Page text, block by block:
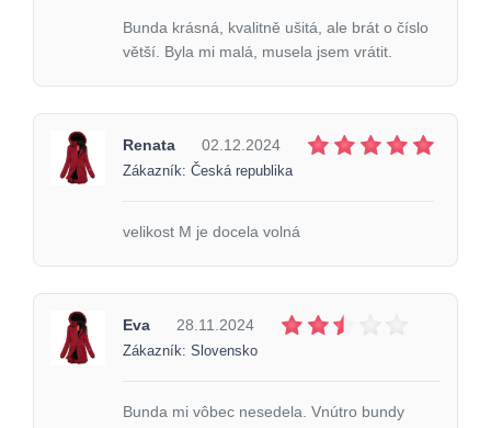
Bunda krásná, kvalitně ušitá, ale brát o číslo
větší. Byla mi malá, musela jsem vrátit.
Renata 02.12.2024
Zákazník: Česká republika
velikost M je docela volná
Eva 28.11.2024
Zákazník: Slovensko
Bunda mi vôbec nesedela. Vnútro bundy